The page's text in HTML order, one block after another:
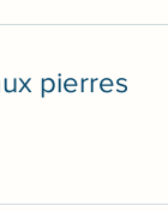
pierres